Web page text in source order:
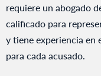
requiere un abogado
calificado para
y tiene experiencia en
para cada acusado.